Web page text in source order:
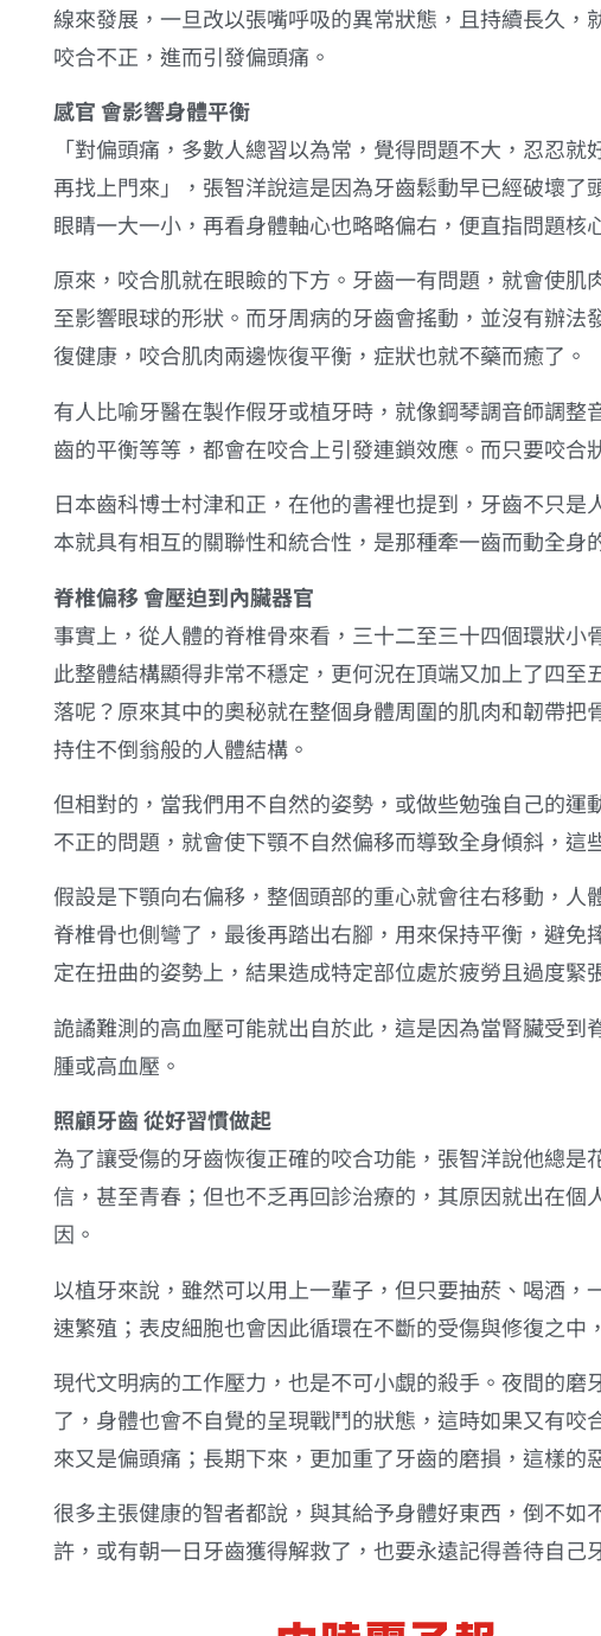
線來發展，一旦改以張嘴呼吸的異常狀態，且持續長久
咬合不正，進而引發偏頭痛。
感官 會影響身體平衡
「對偏頭痛，多數人總習以為常，覺得問題不大，忍忍
再找上門來」，張智洋說這是因為牙齒鬆動早已經破壞
眼睛一大一小，再看身體軸心也略略偏右，便直指問題核
原來，咬合肌就在眼瞼的下方。牙齒一有問題，就會使
至影響眼球的形狀。而牙周病的牙齒會搖動，並沒有辦
復健康，咬合肌肉兩邊恢復平衡，症狀也就不藥而癒了。
有人比喻牙醫在製作假牙或植牙時，就像鋼琴調音師調
齒的平衡等等，都會在咬合上引發連鎖效應。而只要咬合
日本齒科博士村津和正，在他的書裡也提到，牙齒不只
本就具有相互的關聯性和統合性，是那種牽一齒而動全身
脊椎偏移 會壓迫到內臟器官
事實上，從人體的脊椎骨來看，三十二至三十四個環狀
此整體結構顯得非常不穩定，更何況在頂端又加上了四
落呢？原來其中的奧秘就在整個身體周圍的肌肉和韌帶
持住不倒翁般的人體結構。
但相對的，當我們用不自然的姿勢，或做些勉強自己的
不正的問題，就會使下顎不自然偏移而導致全身傾斜，這
假設是下顎向右偏移，整個頭部的重心就會往右移動，
脊椎骨也側彎了，最後再踏出右腳，用來保持平衡，避
定在扭曲的姿勢上，結果造成特定部位處於疲勞且過度緊
詭譎難測的高血壓可能就出自於此，這是因為當腎臟受
腫或高血壓。
照顧牙齒 從好習慣做起
為了讓受傷的牙齒恢復正確的咬合功能， 張智洋說他總是
信，甚至青春；但也不乏再回診治療的，其原因就出在
因。
以植牙來說，雖然可以用上一輩子，但只要抽菸、喝酒
速繁殖；表皮細胞也會因此循環在不斷的受傷與修復之
現代文明病的工作壓力，也是不可小覷的殺手。夜間的
了，身體也會不自覺的呈現戰鬥的狀態，這時如果又有
來又是偏頭痛；長期下來，更加重了牙齒的磨損，這樣
很多主張健康的智者都說，與其給予身體好東西，倒不
許，或有朝一日牙齒獲得解救了，也要永遠記得善待自